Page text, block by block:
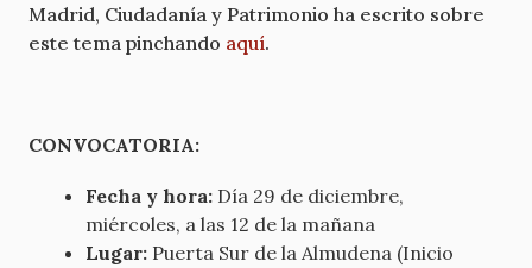
Madrid, Ciudadanía y Patrimonio ha escrito sobre
este tema pinchando aquí.
CONVOCATORIA:
Fecha y hora: Día 29 de diciembre,
miércoles, a las 12 de la mañana
Lugar: Puerta Sur de la Almudena (Inicio